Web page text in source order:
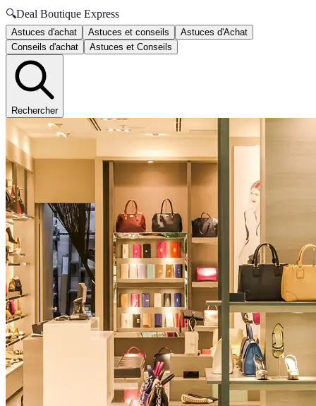
🔍Deal Boutique Express
Astuces d'achat Astuces et conseils
Astuces d'Achat
Conseils d'achat
Astuces et Conseils
Rechercher